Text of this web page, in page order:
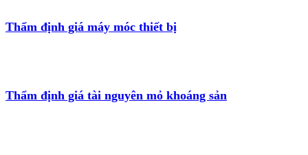
Thẩm định giá máy móc thiết bị
Thẩm định giá tài nguyên mỏ khoáng sản